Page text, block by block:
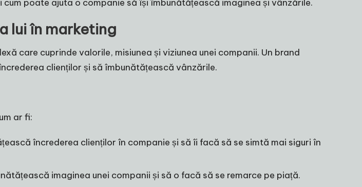
poate ajuta o companie să își îmbunătățească imaginea și vânzările.
lui în marketing
care cuprinde valorile, misiunea și viziunea unei companii. Un brand
clienților și să îmbunătățească vânzările.
ar fi:
încrederea clienților în companie și să îi facă să se simtă mai siguri în
imaginea unei companii și să o facă să se remarce pe piață.